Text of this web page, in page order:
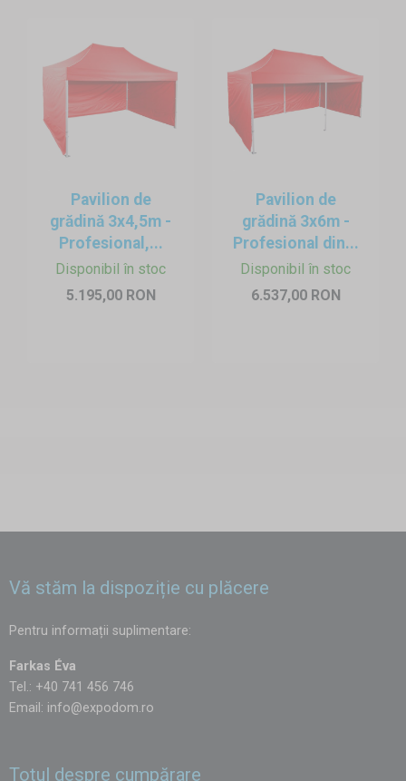
Pavilion de
grădină 3x4,5m -
Profesional,...
Disponibil în stoc
5.195,00 RON
Pavilion de
grădină 3x6m -
Profesional din...
Disponibil în stoc
6.537,00 RON
Vă stăm la dispoziție cu plăcere
Pentru informații suplimentare:
Farkas Éva
Tel.: +40 741 456 746
Email: info@expodom.ro
Totul despre cumpărare